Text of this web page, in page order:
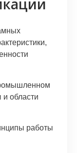
области
работы